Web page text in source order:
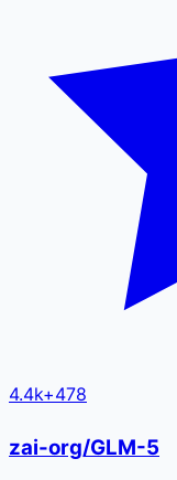
4.4k+478
zai-org/GLM-5